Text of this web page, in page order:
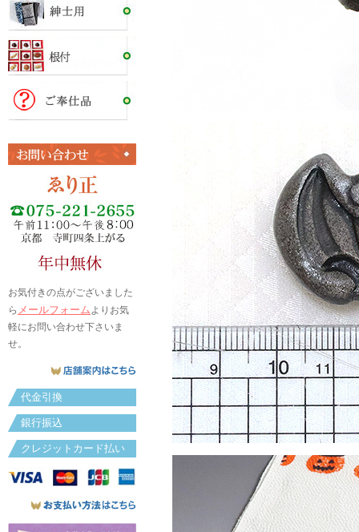
お気付きの点がございました
ら メールフォームよりお気
軽にお問い合わせ下さいま
せ。
代金引換
銀行振込
クレジットカード払い